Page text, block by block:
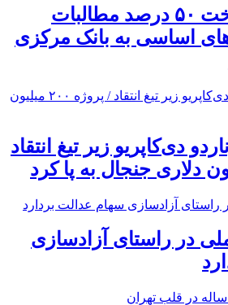
ابلاغ دستور پرداخت ۵۰ درصد مطالبات
اساسی به بانک مرکزی
دی‌کاپریو زیر تیغ انتقاد
در راستای آزادسازی